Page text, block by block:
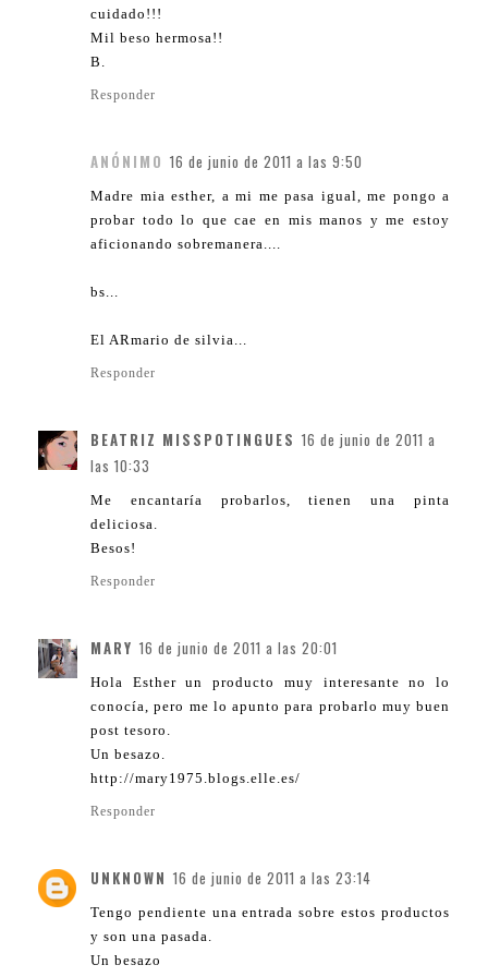
cuidado!!!
Mil beso hermosa!!
B.
Responder
ANÓNIMO 16 de junio de 2011 a las 9:50
Madre mia esther, a mi me pasa igual, me pongo a
probar todo lo que cae en mis manos y me estoy
aficionando sobremanera....
bs...
El ARmario de silvia...
Responder
BEATRIZ MISSPOTINGUES 16 de junio de 2011 a
las 10:33
Me encantaría probarlos, tienen una pinta
deliciosa.
Besos!
Responder
MARY 16 de junio de 2011 a las 20:01
Hola Esther un producto muy interesante no lo
conocía, pero me lo apunto para probarlo muy buen
post tesoro.
Un besazo.
http://mary1975.blogs.elle.es/
Responder
UNKNOWN 16 de junio de 2011 a las 23:14
Tengo pendiente una entrada sobre estos productos
y son una pasada.
Un besazo